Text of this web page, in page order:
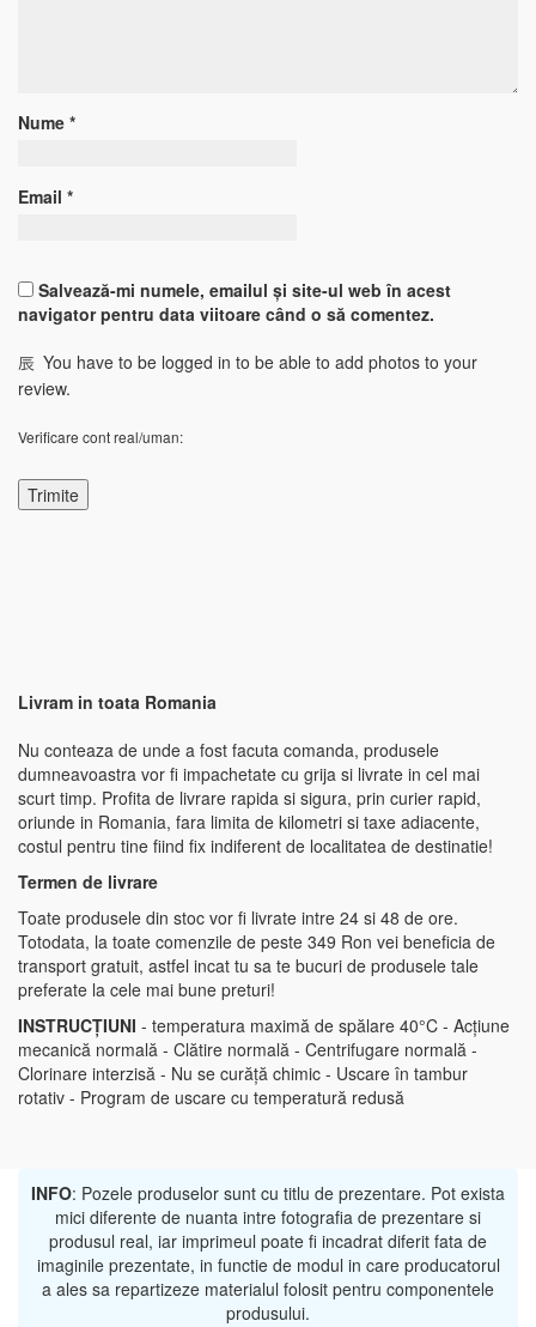
Nume *
Email *
Salvează-mi numele, emailul și site-ul web în acest
navigator pentru data viitoare când o să comentez.
You have to be logged in to be able to add photos to your
review.
Verificare cont real/uman:
Livram in toata Romania
Nu conteaza de unde a fost facuta comanda, produsele
dumneavoastra vor fi impachetate cu grija si livrate in cel mai
scurt timp. Profita de livrare rapida si sigura, prin curier rapid,
oriunde in Romania, fara limita de kilometri si taxe adiacente,
costul pentru tine fiind fix indiferent de localitatea de destinatie!
Termen de livrare
Toate produsele din stoc vor fi livrate intre 24 si 48 de ore.
Totodata, la toate comenzile de peste 349 Ron vei beneficia de
transport gratuit, astfel incat tu sa te bucuri de produsele tale
preferate la cele mai bune preturi!
INSTRUCȚIUNI - temperatura maximă de spălare 40°C - Acțiune
mecanică normală - Clătire normală - Centrifugare normală -
Clorinare interzisă - Nu se curăță chimic - Uscare în tambur
rotativ - Program de uscare cu temperatură redusă
INFO: Pozele produselor sunt cu titlu de prezentare. Pot exista
mici diferente de nuanta intre fotografia de prezentare si
produsul real, iar imprimeul poate fi incadrat diferit fata de
imaginile prezentate, in functie de modul in care producatorul
a ales sa repartizeze materialul folosit pentru componentele
produsului.